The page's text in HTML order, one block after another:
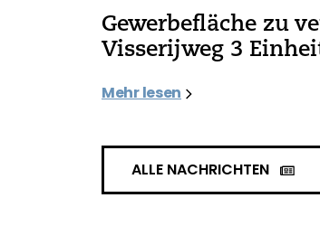
Gewerbefläche zu
Visserijweg 3
Mehr lesen
ALLE NACHRICHTEN